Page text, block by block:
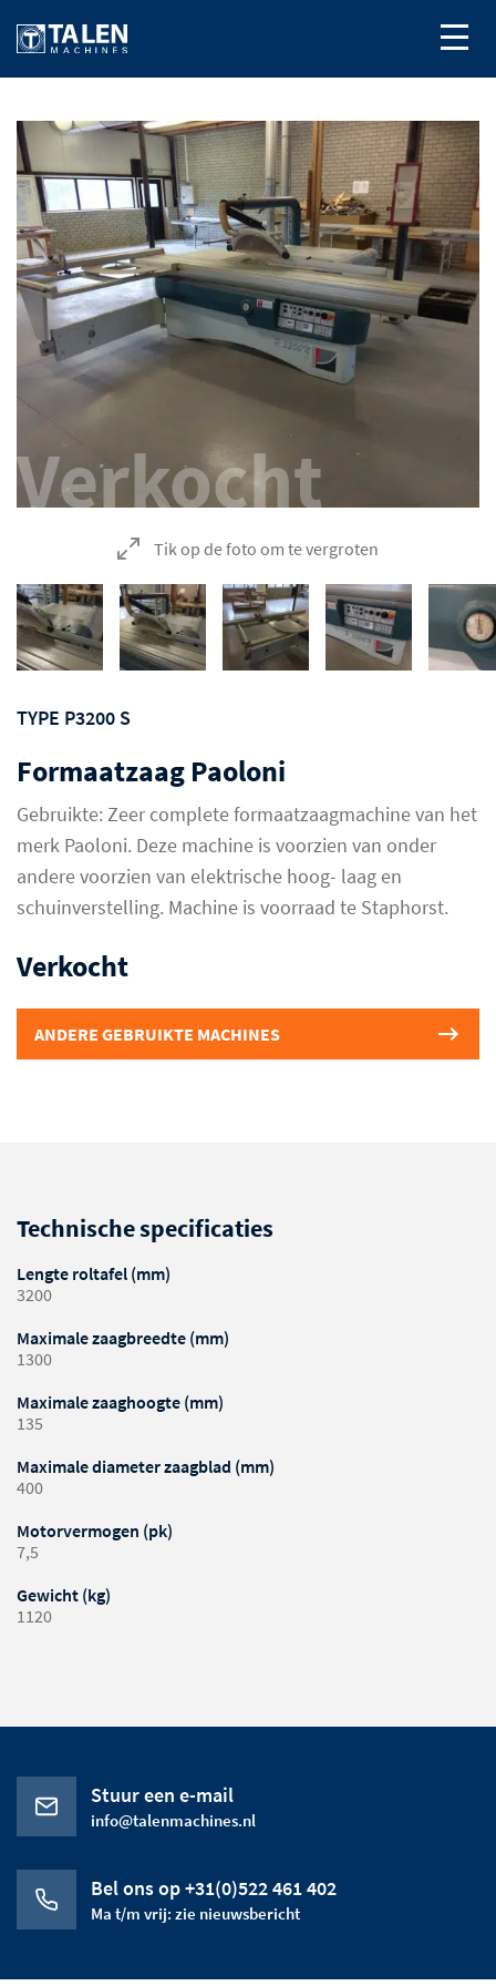
Verkocht
Tik op de foto om te vergroten
TYPE P3200 S
Formaatzaag Paoloni
Gebruikte: Zeer complete formaatzaagmachine van het
merk Paoloni. Deze machine is voorzien van onder
andere voorzien van elektrische hoog- laag en
schuinverstelling. Machine is voorraad te Staphorst.
Verkocht
ANDERE GEBRUIKTE MACHINES
Technische specificaties
Lengte roltafel (mm)
3200
Maximale zaagbreedte (mm)
1300
Maximale zaaghoogte (mm)
135
Maximale diameter zaagblad (mm)
400
Motorvermogen (pk)
7,5
Gewicht (kg)
1120
Stuur een e-mail
info@talenmachines.nl
Bel ons op +31(0)522 461 402
Ma t/m vrij: zie nieuwsbericht